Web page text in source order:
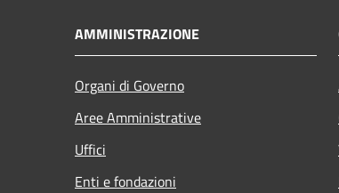
AMMINISTRAZIONE
Organi di Governo
Aree Amministrative
Uffici
Enti e fondazioni